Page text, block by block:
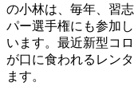
の小林は、毎年、習
パー選手権にも参加
います。最近新型コ
が口に食われるレン
ます。